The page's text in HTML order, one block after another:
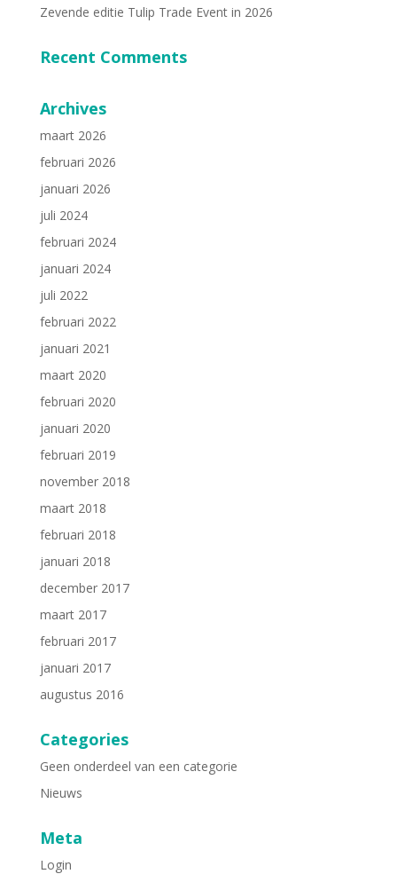
Zevende editie Tulip Trade Event in 2026
Recent Comments
Archives
maart 2026
februari 2026
januari 2026
juli 2024
februari 2024
januari 2024
juli 2022
februari 2022
januari 2021
maart 2020
februari 2020
januari 2020
februari 2019
november 2018
maart 2018
februari 2018
januari 2018
december 2017
maart 2017
februari 2017
januari 2017
augustus 2016
Categories
Geen onderdeel van een categorie
Nieuws
Meta
Login